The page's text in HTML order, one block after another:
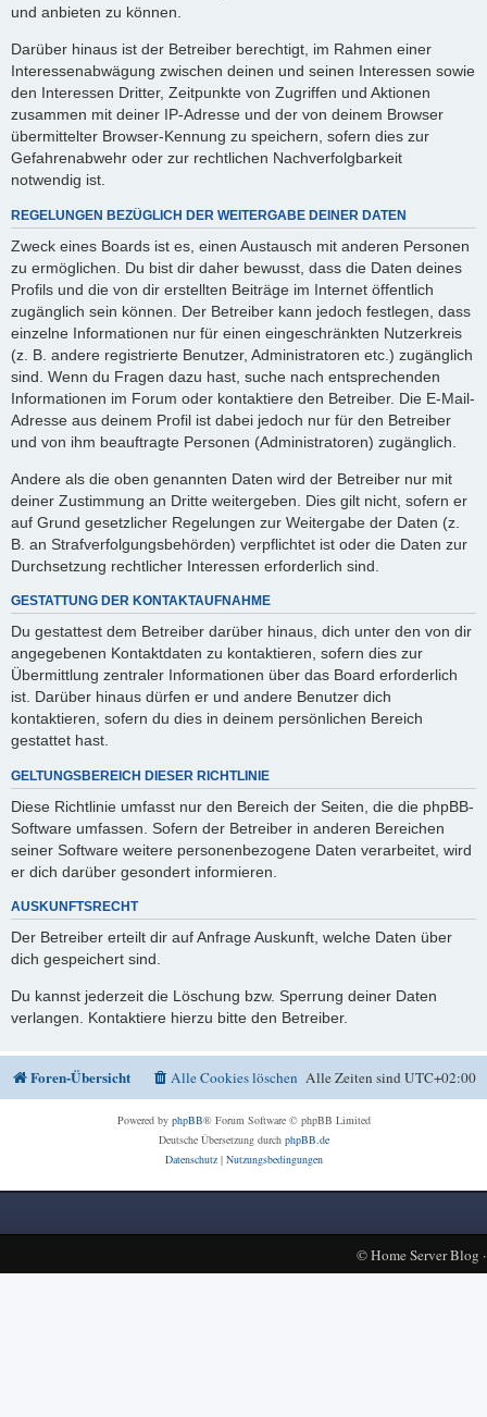
und anbieten zu können.
Darüber hinaus ist der Betreiber berechtigt, im Rahmen einer
Interessenabwägung zwischen deinen und seinen Interessen sowie
den Interessen Dritter, Zeitpunkte von Zugriffen und Aktionen
zusammen mit deiner IP-Adresse und der von deinem Browser
übermittelter Browser-Kennung zu speichern, sofern dies zur
Gefahrenabwehr oder zur rechtlichen Nachverfolgbarkeit
notwendig ist.
REGELUNGEN BEZÜGLICH DER WEITERGABE DEINER DATEN
Zweck eines Boards ist es, einen Austausch mit anderen Personen
zu ermöglichen. Du bist dir daher bewusst, dass die Daten deines
Profils und die von dir erstellten Beiträge im Internet öffentlich
zugänglich sein können. Der Betreiber kann jedoch festlegen, dass
einzelne Informationen nur für einen eingeschränkten Nutzerkreis
(z. B. andere registrierte Benutzer, Administratoren etc.) zugänglich
sind. Wenn du Fragen dazu hast, suche nach entsprechenden
Informationen im Forum oder kontaktiere den Betreiber. Die E-Mail-
Adresse aus deinem Profil ist dabei jedoch nur für den Betreiber
und von ihm beauftragte Personen (Administratoren) zugänglich.
Andere als die oben genannten Daten wird der Betreiber nur mit
deiner Zustimmung an Dritte weitergeben. Dies gilt nicht, sofern er
auf Grund gesetzlicher Regelungen zur Weitergabe der Daten (z.
B. an Strafverfolgungsbehörden) verpflichtet ist oder die Daten zur
Durchsetzung rechtlicher Interessen erforderlich sind.
GESTATTUNG DER KONTAKTAUFNAHME
Du gestattest dem Betreiber darüber hinaus, dich unter den von dir
angegebenen Kontaktdaten zu kontaktieren, sofern dies zur
Übermittlung zentraler Informationen über das Board erforderlich
ist. Darüber hinaus dürfen er und andere Benutzer dich
kontaktieren, sofern du dies in deinem persönlichen Bereich
gestattet hast.
GELTUNGSBEREICH DIESER RICHTLINIE
Diese Richtlinie umfasst nur den Bereich der Seiten, die die phpBB-
Software umfassen. Sofern der Betreiber in anderen Bereichen
seiner Software weitere personenbezogene Daten verarbeitet, wird
er dich darüber gesondert informieren.
AUSKUNFTSRECHT
Der Betreiber erteilt dir auf Anfrage Auskunft, welche Daten über
dich gespeichert sind.
Du kannst jederzeit die Löschung bzw. Sperrung deiner Daten
verlangen. Kontaktiere hierzu bitte den Betreiber.
Foren-Übersicht Alle Zeiten sindUTC+02:00
Alle Cookies löschen
Powered by phpBB® Forum Software © phpBB Limited
Deutsche Übersetzung durch phpBB.de
Datenschutz| Nutzungsbedingungen
©Home Server Blog